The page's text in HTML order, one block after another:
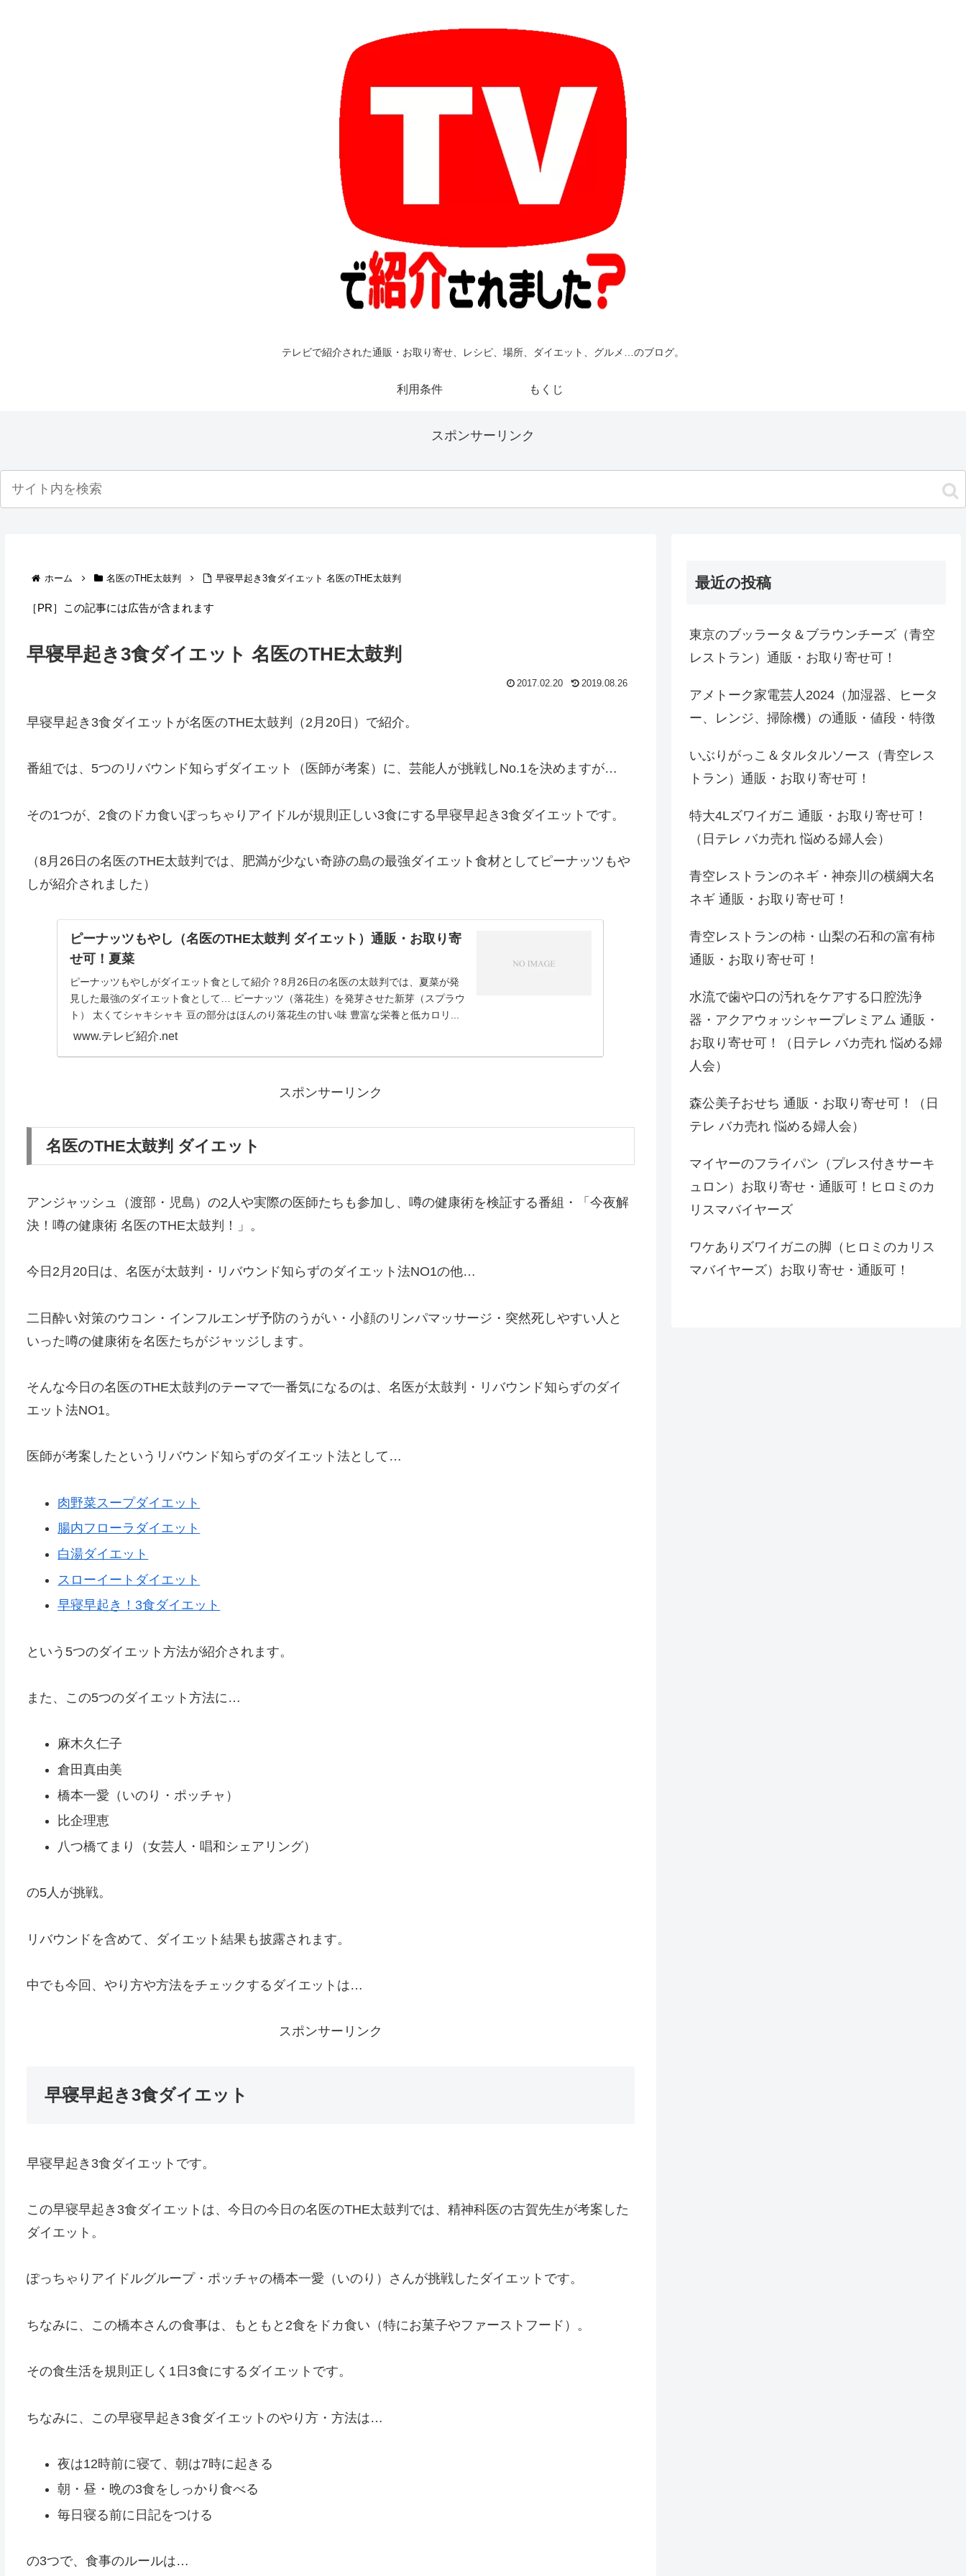
テレビで紹介された通販・お取り寄せ、レシピ、場所、ダイエット、グルメ…のブログ。
利用条件 もくじ
スポンサーリンク
ホーム 名医のTHE太鼓判 早寝早起き3食ダイエット 名医のTHE太鼓判
［PR］この記事には広告が含まれます
早寝早起き3食ダイエット 名医のTHE太鼓判
2017.02.20 2019.08.26
早寝早起き3食ダイエットが名医のTHE太鼓判（2月20日）で紹介。
番組では、5つのリバウンド知らずダイエット（医師が考案）に、芸能人が挑戦しNo.1を決めますが…
その1つが、2食のドカ食いぽっちゃりアイドルが規則正しい3食にする早寝早起き3食ダイエットです。
（8月26日の名医のTHE太鼓判では、肥満が少ない奇跡の島の最強ダイエット食材としてピーナッツもや
しが紹介されました）
ピーナッツもやし（名医のTHE太鼓判 ダイエット）通販・お取り寄
せ可！夏菜
ピーナッツもやしがダイエット食として紹介？8月26日の名医の太鼓判では、夏菜が発
見した最強のダイエット食として… ピーナッツ（落花生）を発芽させた新芽（スプラウ
ト） 太くてシャキシャキ 豆の部分はほんのり落花生の甘い味 豊富な栄養と低カロリ...
www.テレビ紹介.net
スポンサーリンク
名医のTHE太鼓判 ダイエット
アンジャッシュ（渡部・児島）の2人や実際の医師たちも参加し、噂の健康術を検証する番組・「今夜解
決！噂の健康術 名医のTHE太鼓判！」。
今日2月20日は、名医が太鼓判・リバウンド知らずのダイエット法NO1の他…
二日酔い対策のウコン・インフルエンザ予防のうがい・小顔のリンパマッサージ・突然死しやすい人と
いった噂の健康術を名医たちがジャッジします。
そんな今日の名医のTHE太鼓判のテーマで一番気になるのは、名医が太鼓判・リバウンド知らずのダイ
エット法NO1。
医師が考案したというリバウンド知らずのダイエット法として…
肉野菜スープダイエット
腸内フローラダイエット
白湯ダイエット
スローイートダイエット
早寝早起き！3食ダイエット
という5つのダイエット方法が紹介されます。
また、この5つのダイエット方法に…
麻木久仁子
倉田真由美
橋本一愛（いのり・ポッチャ）
比企理恵
八つ橋てまり（女芸人・唱和シェアリング）
の5人が挑戦。
リバウンドを含めて、ダイエット結果も披露されます。
中でも今回、やり方や方法をチェックするダイエットは…
スポンサーリンク
早寝早起き3食ダイエット
早寝早起き3食ダイエットです。
この早寝早起き3食ダイエットは、今日の今日の名医のTHE太鼓判では、精神科医の古賀先生が考案した
ダイエット。
ぽっちゃりアイドルグループ・ポッチャの橋本一愛（いのり）さんが挑戦したダイエットです。
ちなみに、この橋本さんの食事は、もともと2食をドカ食い（特にお菓子やファーストフード）。
その食生活を規則正しく1日3食にするダイエットです。
ちなみに、この早寝早起き3食ダイエットのやり方・方法は…
夜は12時前に寝て、朝は7時に起きる
朝・昼・晩の3食をしっかり食べる
毎日寝る前に日記をつける
の3つで、食事のルールは…
最近の投稿
東京のブッラータ＆ブラウンチーズ（青空
レストラン）通販・お取り寄せ可！
アメトーク家電芸人2024（加湿器、ヒータ
ー、レンジ、掃除機）の通販・値段・特徴
いぶりがっこ＆タルタルソース（青空レス
トラン）通販・お取り寄せ可！
特大4Lズワイガニ 通販・お取り寄せ可！
（日テレ バカ売れ 悩める婦人会）
青空レストランのネギ・神奈川の横綱大名
ネギ 通販・お取り寄せ可！
青空レストランの柿・山梨の石和の富有柿
通販・お取り寄せ可！
水流で歯や口の汚れをケアする口腔洗浄
器・アクアウォッシャープレミアム 通販・
お取り寄せ可！（日テレ バカ売れ 悩める婦
人会）
森公美子おせち 通販・お取り寄せ可！（日
テレ バカ売れ 悩める婦人会）
マイヤーのフライパン（プレス付きサーキ
ュロン）お取り寄せ・通販可！ヒロミのカ
リスマバイヤーズ
ワケありズワイガニの脚（ヒロミのカリス
マバイヤーズ）お取り寄せ・通販可！